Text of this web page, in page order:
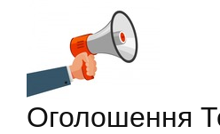
Оголошення